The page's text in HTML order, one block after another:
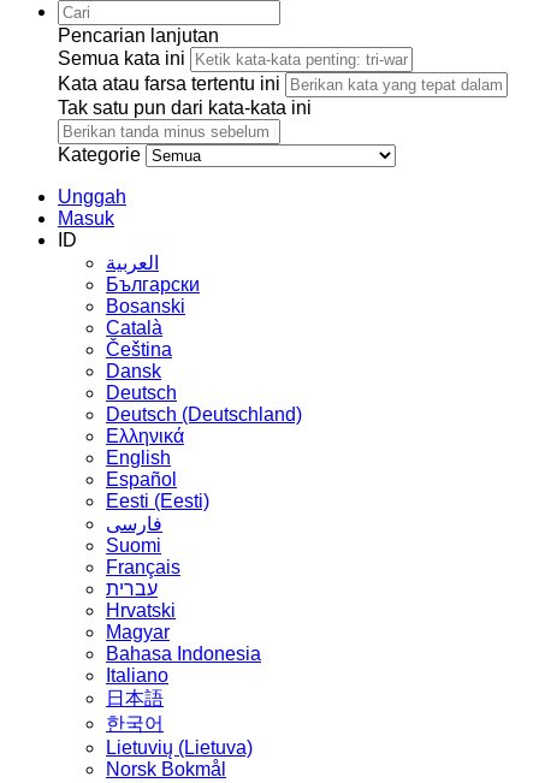
Pencarian lanjutan
Semua kata ini
Kata atau farsa tertentu ini
Tak satu pun dari kata-kata ini
Kategorie
Unggah
Masuk
ID
العربية
Български
Bosanski
Сatalà
Čeština
Dansk
Deutsch
Deutsch (Deutschland)
Ελληνικά
English
Español
Eesti (Eesti)
فارسی
Suomi
Français
עברית
Hrvatski
Magyar
Bahasa Indonesia
Italiano
日本語
한국어
Lietuvių (Lietuva)
‪Norsk Bokmål‬